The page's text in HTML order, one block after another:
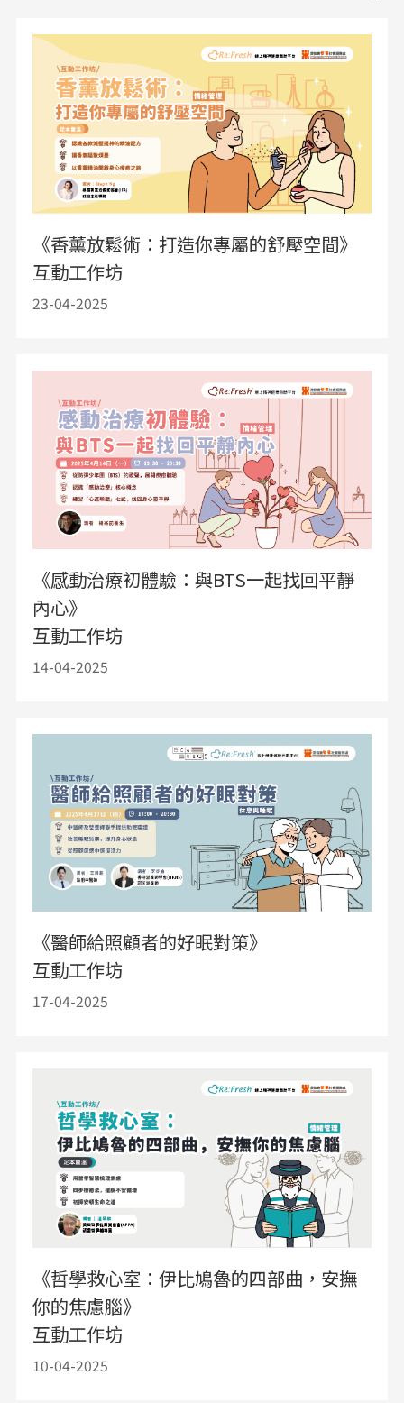
《香薰放鬆術：打造你專屬的舒壓空間》
互動工作坊
23-04-2025
《感動治療初體驗：與BTS一起找回平靜
內心》
互動工作坊
14-04-2025
《醫師給照顧者的好眠對策》
互動工作坊
17-04-2025
《哲學救心室：伊比鳩魯的四部曲，安撫
你的焦慮腦》
互動工作坊
10-04-2025